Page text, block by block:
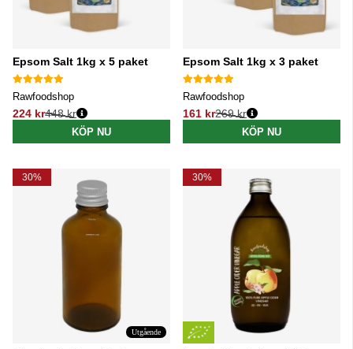
Epsom Salt 1kg x 5 paket
Rawfoodshop
224 kr
Ordinarie pris:
448 kr
KÖP NU
Epsom Salt 1kg x 3 paket
Rawfoodshop
161 kr
Ordinarie pris:
269 kr
KÖP NU
30%
Utgående
30%